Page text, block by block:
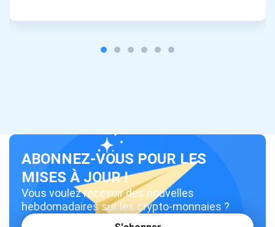
ABONNEZ-VOUS POUR LES
MISES À JOUR !
Vous voulez recevoir des nouvelles
hebdomadaires sur les crypto-monnaies ?
S'ABONNER
S'abonner